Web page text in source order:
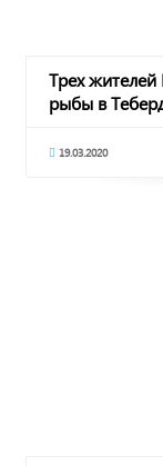
Трех
рыбы в
19.03.2020